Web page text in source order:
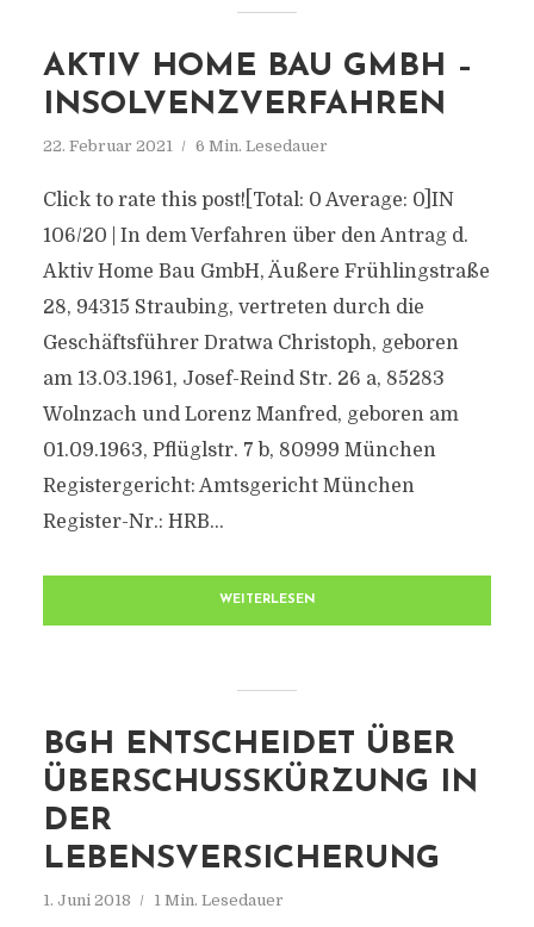
AKTIV HOME BAU GMBH –
INSOLVENZVERFAHREN
22. Februar 2021 6 Min. Lesedauer
Click to rate this post![Total: 0 Average: 0]IN
106/20 | In dem Verfahren über den Antrag d.
Aktiv Home Bau GmbH, Äußere Frühlingstraße
28, 94315 Straubing, vertreten durch die
Geschäftsführer Dratwa Christoph, geboren
am 13.03.1961, Josef-Reind Str. 26 a, 85283
Wolnzach und Lorenz Manfred, geboren am
01.09.1963, Pflüglstr. 7 b, 80999 München
Registergericht: Amtsgericht München
Register-Nr.: HRB...
WEITERLESEN
BGH ENTSCHEIDET ÜBER
ÜBERSCHUSSKÜRZUNG IN
DER
LEBENSVERSICHERUNG
1. Juni 2018 1 Min. Lesedauer